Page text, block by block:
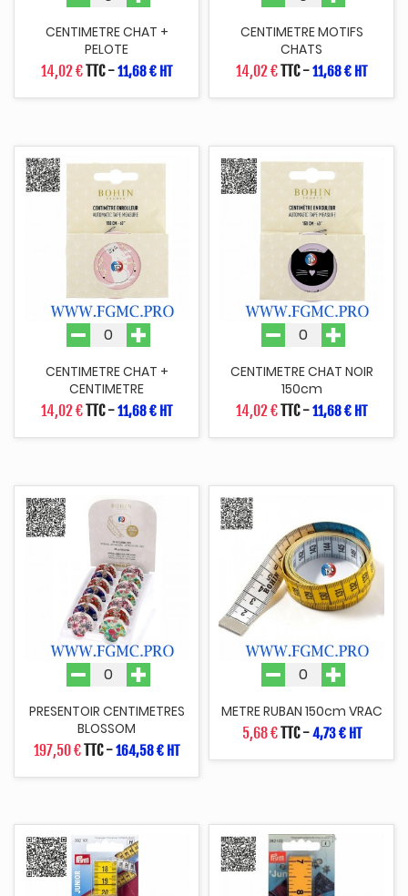
CENTIMETRE CHAT +
PELOTE
14,02 €TTC-11,68 € HT
CENTIMETRE MOTIFS
CHATS
14,02 €TTC-11,68 € HT
CENTIMETRE CHAT +
CENTIMETRE
14,02 €TTC-11,68 € HT
CENTIMETRE CHAT NOIR
150cm
14,02 €TTC-11,68 € HT
PRESENTOIR CENTIMETRES
BLOSSOM
197,50 €TTC-164,58 € HT
METRE RUBAN 150cm VRAC
5,68 €TTC-4,73 € HT